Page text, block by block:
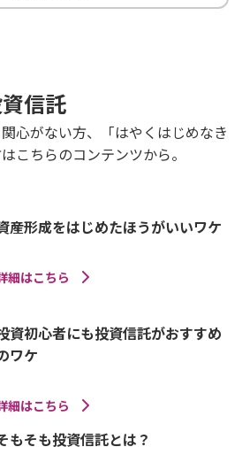
信託
心がない方、「はやくはじめなき
こちらのコンテンツから。
産形成をはじめたほうがいいワケ
細はこちら
資初心者にも投資信託がおすすめ
ワケ
細はこちら
もそも投資信託とは？